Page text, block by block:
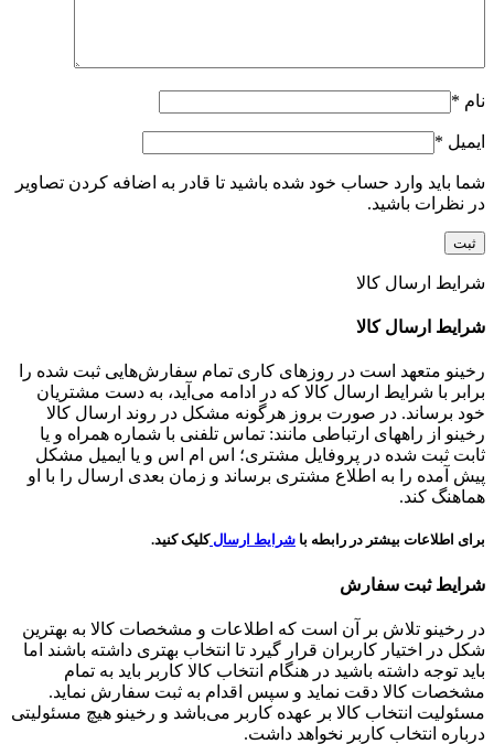
نام *
ایمیل *
شما باید وارد حساب خود شده باشید تا قادر به اضافه کردن تصاویر
در نظرات باشید.
شرایط ارسال کالا
شرایط ارسال کالا
رخینو متعهد است در روزهای کاری تمام سفارش‌هایی ثبت شده را
برابر با شرایط ارسال کالا که در ادامه می‌آید، به دست مشتریان
خود برساند. در صورت بروز هرگونه مشکل در روند ارسال کالا
رخینو از راههای ارتباطی مانند: تماس تلفنی با شماره همراه و یا
ثابت ثبت شده در پروفایل مشتری؛ اس ام اس و یا ایمیل مشکل
پیش آمده را به اطلاع مشتری برساند و زمان بعدی ارسال را با او
هماهنگ کند.
برای اطلاعات بیشتر در رابطه با شرایط ارسال کلیک کنید.
شرایط ثبت سفارش
در رخینو تلاش بر آن است که اطلاعات و مشخصات کالا به بهترین
شکل در اختیار کاربران قرار گیرد تا انتخاب بهتری داشته باشند اما
باید توجه داشته باشید در هنگام انتخاب کالا کاربر باید به تمام
مشخصات کالا دقت نماید و سپس اقدام به ثبت سفارش نماید.
مسئولیت انتخاب کالا بر عهده کاربر می‌باشد و رخینو هیچ مسئولیتی
درباره انتخاب کاربر نخواهد داشت.